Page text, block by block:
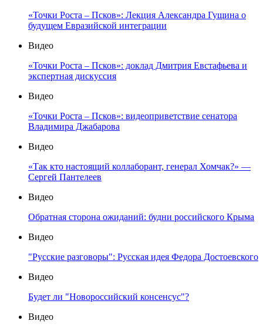
«Точки Роста – Псков»: Лекция Александра Гущина о
будущем Евразийской интеграции
Видео
«Точки Роста – Псков»: доклад Дмитрия Евстафьева и
экспертная дискуссия
Видео
«Точки Роста – Псков»: видеоприветствие сенатора
Владимира Джабарова
Видео
«Так кто настоящий коллаборант, генерал Хомчак?» —
Сергей Пантелеев
Видео
Обратная сторона ожиданий: будни российского Крыма
Видео
"Русские разговоры": Русская идея Федора Достоевского
Видео
Будет ли "Новороссийский консенсус"?
Видео